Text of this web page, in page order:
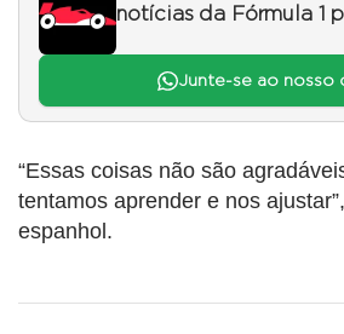
notícias da Fórmula 1
Junte-se ao nosso
“Essas coisas não são
tentamos aprender e nos
espanhol.